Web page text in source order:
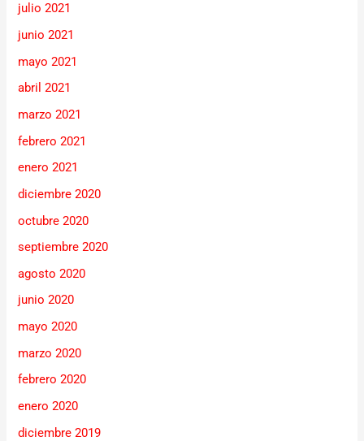
julio 2021
junio 2021
mayo 2021
abril 2021
marzo 2021
febrero 2021
enero 2021
diciembre 2020
octubre 2020
septiembre 2020
agosto 2020
junio 2020
mayo 2020
marzo 2020
febrero 2020
enero 2020
diciembre 2019